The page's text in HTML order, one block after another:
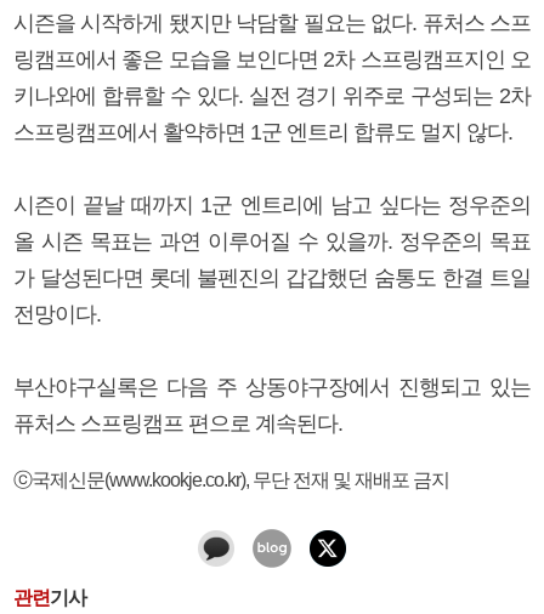
시즌을 시작하게 됐지만 낙담할 필요는 없다. 퓨처스 스프
링캠프에서 좋은 모습을 보인다면 2차 스프링캠프지인 오
키나와에 합류할 수 있다. 실전 경기 위주로 구성되는 2차
스프링캠프에서 활약하면 1군 엔트리 합류도 멀지 않다.
시즌이 끝날 때까지 1군 엔트리에 남고 싶다는 정우준의
올 시즌 목표는 과연 이루어질 수 있을까. 정우준의 목표
가 달성된다면 롯데 불펜진의 갑갑했던 숨통도 한결 트일
전망이다.
부산야구실록은 다음 주 상동야구장에서 진행되고 있는
퓨처스 스프링캠프 편으로 계속된다.
ⓒ국제신문(www.kookje.co.kr), 무단 전재 및 재배포 금지
관련기사